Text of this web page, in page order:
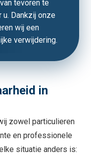
tevoren te
Dankzij onze
wij een
verwijdering.
in
zowel particulieren
en professionele
situatie anders is: